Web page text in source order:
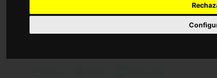
Curso Superior en Técnico